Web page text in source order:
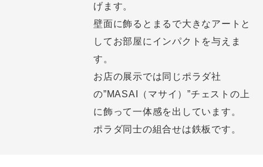
げます。
壁面に飾るとまるで大きなアートと
してお部屋にインパクトを与えま
す。
お店の展示では同じポラダ社
の”MASAI（マサイ）”チェストの上
に飾って一体感を出しています。
ポラダ同士の組合せは鉄板です。